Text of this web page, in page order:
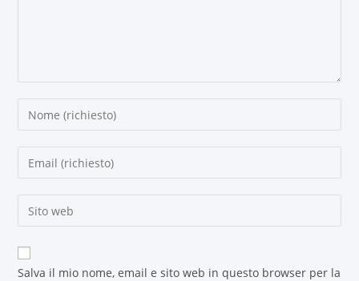
Salva il mio nome, email e sito web in questo browser per la